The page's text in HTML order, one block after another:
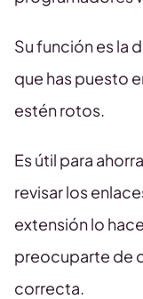
Su función es la
que has puesto
estén rotos.
Es útil para
revisar los
extensión lo
preocuparte de
correcta.